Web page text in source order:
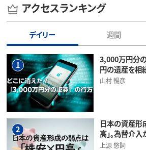
アクセスランキング
デイリー 週間
1
3,000万円分
円の遺産を相
山村 暢彦
2
日本の資産形
高」。為替介
上源 悠詞